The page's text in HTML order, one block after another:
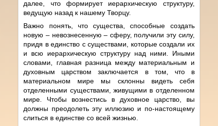
далее, что формирует иерархическую структуру,
ведущую назад к нашему Творцу.
Важно понять, что существа, способные создать
новую – невознесенную – сферу, получили эту силу,
придя в единство с существами, которые создали их
и всю иерархическую структуру над ними. Иными
словами, главная разница между материальным и
духовным царством заключается в том, что в
материальном мире мы склонны видеть себя
отделенными существами, живущими в отделенном
мире. Чтобы вознестись в духовное царство, вы
должны преодолеть эту иллюзию и по-настоящему
слиться в единстве со всей жизнью.